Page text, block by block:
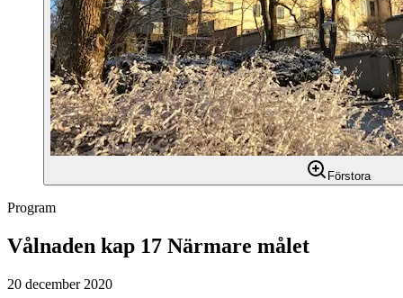
Förstora
Program
Vålnaden kap 17 Närmare målet
20 december 2020